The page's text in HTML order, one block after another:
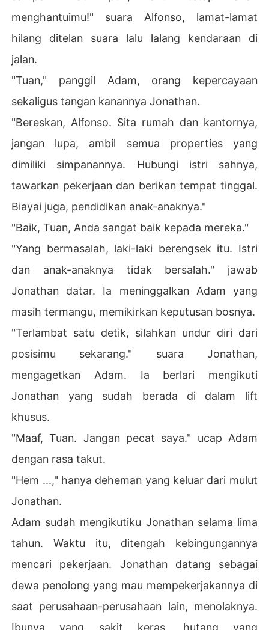
menghantuimu!" suara Alfonso, lamat-lamat
hilang ditelan suara lalu lalang kendaraan di
jalan.
"Tuan," panggil Adam, orang kepercayaan
sekaligus tangan kanannya Jonathan.
"Bereskan, Alfonso. Sita rumah dan kantornya,
jangan lupa, ambil semua properties yang
dimiliki simpanannya. Hubungi istri sahnya,
tawarkan pekerjaan dan berikan tempat tinggal.
Biayai juga, pendidikan anak-anaknya."
"Baik, Tuan, Anda sangat baik kepada mereka."
"Yang bermasalah, laki-laki berengsek itu. Istri
dan anak-anaknya tidak bersalah." jawab
Jonathan datar. Ia meninggalkan Adam yang
masih termangu, memikirkan keputusan bosnya.
"Terlambat satu detik, silahkan undur diri dari
posisimu sekarang." suara Jonathan,
mengagetkan Adam. Ia berlari mengikuti
Jonathan yang sudah berada di dalam lift
khusus.
"Maaf, Tuan. Jangan pecat saya." ucap Adam
dengan rasa takut.
"Hem ...," hanya deheman yang keluar dari mulut
Jonathan.
Adam sudah mengikutiku Jonathan selama lima
tahun. Waktu itu, ditengah kebingungannya
mencari pekerjaan. Jonathan datang sebagai
dewa penolong yang mau mempekerjakannya di
saat perusahaan-perusahaan lain, menolaknya.
Ibunya yang sakit keras, hutang yang